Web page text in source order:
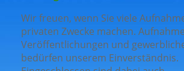
Wir freuen, wenn Sie viele
privaten Zwecke machen.
Veröffentlichungen und
bedürfen unserem Einverständnis.